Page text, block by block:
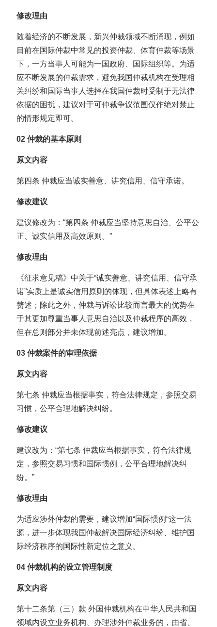
修改理由
随着经济的不断发展，新兴仲裁领域不断涌现，例如
目前在国际仲裁中常见的投资仲裁、体育仲裁等场景
下，一方当事人可能为一国政府、国际组织等。为适
应不断发展的仲裁需求，避免我国仲裁机构在受理相
关纠纷和国际当事人选择在我国仲裁时受制于无法律
依据的困扰，建议对于可仲裁争议范围仅作绝对禁止
的情形规定即可。
02 仲裁的基本原则
原文内容
第四条 仲裁应当诚实善意、讲究信用、信守承诺。
修改建议
建议修改为：“第四条 仲裁应当坚持意思自治、公平公
正、诚实信用及高效原则。”
修改理由
《征求意见稿》中关于“诚实善意、讲究信用、信守承
诺”实质上是诚实信用原则的体现，但具体表述上略有
赘述；除此之外，仲裁与诉讼比较而言最大的优势在
于其更加尊重当事人意思自治以及仲裁程序的高效，
但在总则部分并未体现前述亮点，建议增加。
03 仲裁案件的审理依据
原文内容
第七条 仲裁应当根据事实，符合法律规定，参照交易
习惯，公平合理地解决纠纷。
修改建议
建议改为：“第七条 仲裁应当根据事实，符合法律规
定，参照交易习惯和国际惯例，公平合理地解决纠
纷。”
修改理由
为适应涉外仲裁的需要，建议增加“国际惯例“这一法
源，进一步体现我国仲裁解决国际经济纠纷、维护国
际经济秩序的国际性新定位之意义。
04 仲裁机构的设立管理制度
原文内容
第十二条第（三）款 外国仲裁机构在中华人民共和国
领域内设立业务机构、办理涉外仲裁业务的，由省、